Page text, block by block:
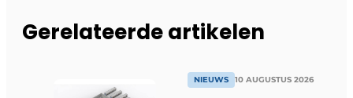
Gerelateerde artikelen
NIEUWS 10 AUGUSTUS 2026